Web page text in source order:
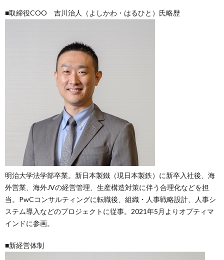
■取締役COO 吉川治人（よしかわ・はるひと）氏略歴
明治大学法学部卒業。新日本製鐵（現日本製鉄）に新卒入社後、海
外営業、海外JVの経営管理、生産構造対策に伴う合理化などを担
当。PwCコンサルティングに転職後、組織・人事戦略設計、人事シ
ステム導入などのプロジェクトに従事。2021年5月よりオプティマ
インドに参画。
■新経営体制